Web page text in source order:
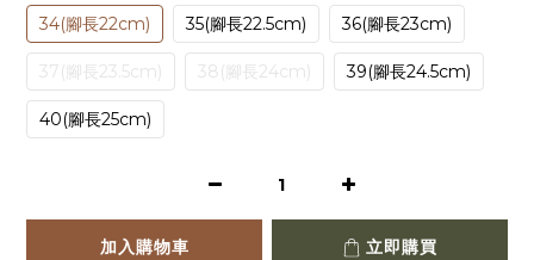
34(腳長22cm) 35(腳長22.5cm) 36(腳長23cm)
37(腳長23.5cm) 38(腳長24cm) 39(腳長24.5cm)
40(腳長25cm)
加入購物車 立即購買